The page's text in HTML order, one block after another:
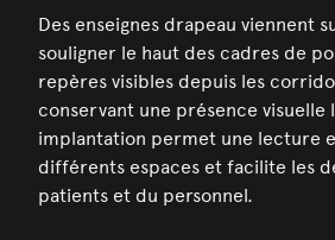
Des enseignes drapeau viennent
souligner le haut des cadres de
repères visibles depuis les
conservant une présence visuelle
implantation permet une lecture
différents espaces et facilite les
patients et du personnel.